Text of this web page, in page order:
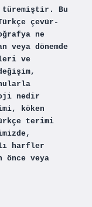
türemiştir. Bu
çevür-
ne
veya dönemde
ve
nedir
köken
terimi
harfler
önce veya